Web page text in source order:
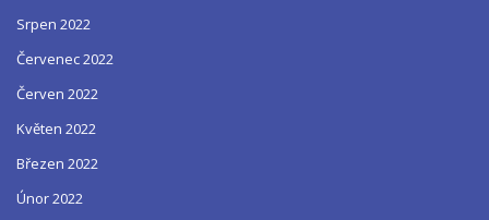
Srpen 2022
Červenec 2022
Červen 2022
Květen 2022
Březen 2022
Únor 2022